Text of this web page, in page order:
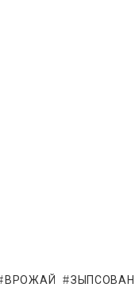
ВРОЖАЙ